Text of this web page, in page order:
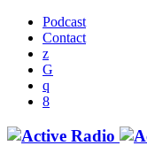
Podcast
Contact